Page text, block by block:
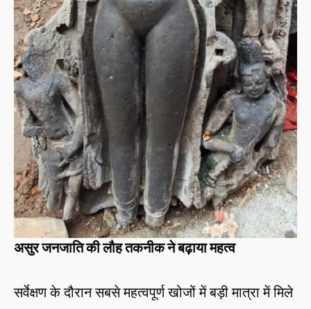
असुर जनजाति की लौह तकनीक ने बढ़ाया महत्व
सर्वेक्षण के दौरान सबसे महत्वपूर्ण खोजों में बड़ी मात्रा में मिले